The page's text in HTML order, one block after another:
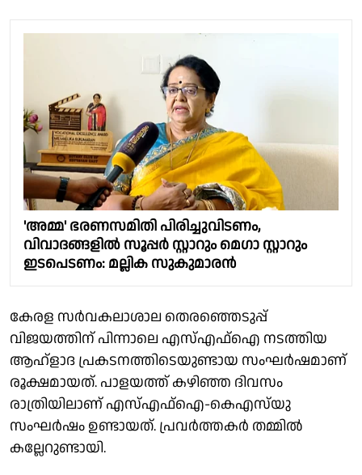
'അമ്മ' ഭരണസമിതി പിരിച്ചുവിടണം,
വിവാദങ്ങളിൽ സൂപ്പർ സ്റ്റാറും മെഗാ സ്റ്റാറും
ഇടപെടണം: മല്ലിക സുകുമാരൻ
കേരള സർവകലാശാല തെരഞ്ഞെടുപ്പ്
വിജയത്തിന് പിന്നാലെ എസ്എഫ്ഐ നടത്തിയ
ആഹ്ളാദ പ്രകടനത്തിടെയുണ്ടായ സംഘർഷമാണ്
രൂക്ഷമായത്. പാളയത്ത് കഴിഞ്ഞ ദിവസം
രാത്രിയിലാണ് എസ്എഫ്ഐ-കെഎസ്‌യു
സംഘർഷം ഉണ്ടായത്. പ്രവർത്തകർ തമ്മിൽ
കല്ലേറുണ്ടായി.